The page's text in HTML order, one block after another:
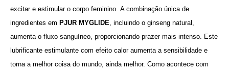
excitar e estimular o corpo feminino. A combinação única de
ingredientes em PJUR MYGLIDE , incluindo o ginseng natural,
aumenta o fluxo sanguíneo, proporcionando prazer mais intenso. Este
lubrificante estimulante com efeito calor aumenta a sensibilidade e
torna a melhor coisa do mundo, ainda melhor. Como acontece com